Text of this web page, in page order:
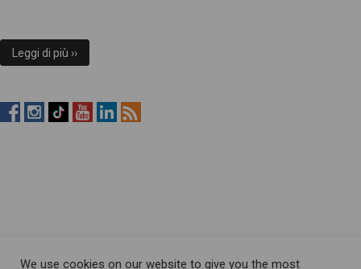
Leggi di più ››
RistopiùNews
RistopiùNews
RistopiùNews
RistopiùNews
RistopiùNews
RSS
We use cookies on our website to give you the most